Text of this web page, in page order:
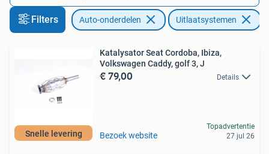
Filters Auto-onderdelen Uitlaatsystemen
Snelle levering
Katalysator Seat Cordoba, Ibiza,
Volkswagen Caddy, golf 3, J
€ 79,00 Details
Bezoek website
Topadvertentie
27 jul 26